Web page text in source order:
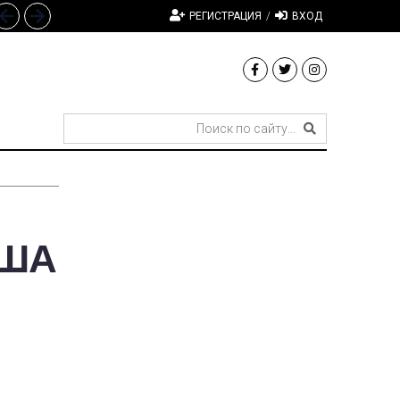
РЕГИСТРАЦИЯ / ВХОД